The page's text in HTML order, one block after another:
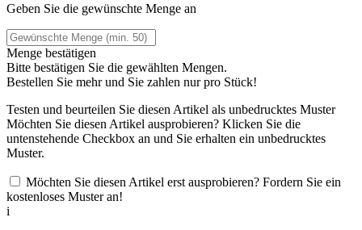
Geben Sie die gewünschte Menge an
Menge bestätigen
Bitte bestätigen Sie die gewählten Mengen.
Bestellen Sie mehr und Sie zahlen nurpro Stück!
Testen und beurteilen Sie diesen Artikel als unbedrucktes Muster
Möchten Sie diesen Artikel ausprobieren? Klicken Sie die
untenstehende Checkbox an und Sie erhalten ein unbedrucktes
Muster.
Möchten Sie diesen Artikel erst ausprobieren? Fordern Sie ein
kostenloses Muster an!
i